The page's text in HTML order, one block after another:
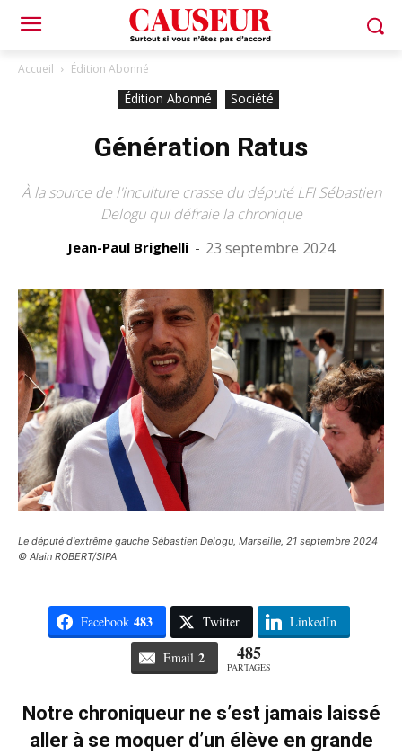
Accueil Édition Abonné
Édition Abonné Société
Génération Ratus
À la source de l'inculture crasse du député LFI Sébastien
Delogu qui défraie la chronique
Jean-Paul Brighelli - 23 septembre 2024
Le député d'extrême gauche Sébastien Delogu, Marseille, 21 septembre 2024
© Alain ROBERT/SIPA
Facebook 483 Twitter LinkedIn
Email 2 485
PARTAGES
Notre chroniqueur ne s’est jamais laissé
aller à se moquer d’un élève en grande